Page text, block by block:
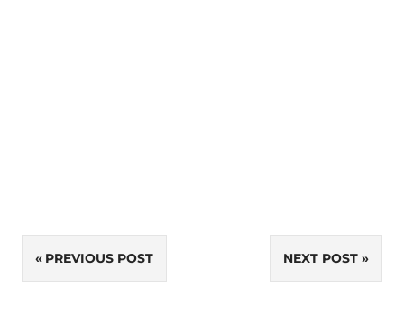
Artikkelien
selaus
PREVIOUS POST NEXT POST